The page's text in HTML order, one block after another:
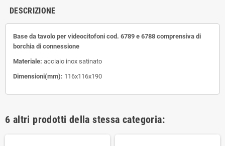
DESCRIZIONE
Base da tavolo per videocitofoni cod. 6789 e 6788 comprensiva di
borchia di connessione
Materiale: acciaio inox satinato
Dimensioni(mm): 116x116x190
6 altri prodotti della stessa categoria: